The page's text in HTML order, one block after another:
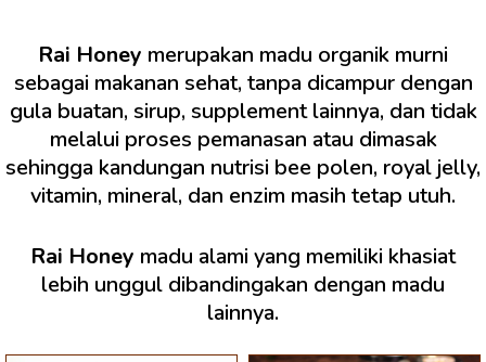
Rai Honey merupakan madu organik murni
sebagai makanan sehat, tanpa dicampur dengan
gula buatan, sirup, supplement lainnya, dan tidak
melalui proses pemanasan atau dimasak
sehingga kandungan nutrisi bee polen, royal jelly,
vitamin, mineral, dan enzim masih tetap utuh.
Rai Honey madu alami yang memiliki khasiat
lebih unggul dibandingakan dengan madu
lainnya.